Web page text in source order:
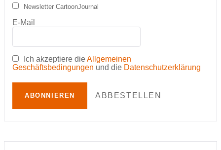
Newsletter CartoonJournal
E-Mail
Ich akzeptiere dieAllgemeinen
Geschäftsbedingungen und die Datenschutzerklärung
ABONNIEREN ABBESTELLEN